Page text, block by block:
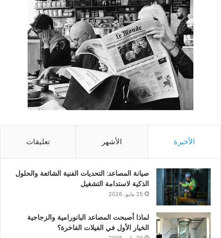
الأخيرة الأشهر تعليقات
صيانة المصاعد: التحديات الفنية الشائعة والحلول
الذكية لاستدامة التشغيل
25 مايو، 2026
لماذا أصبحت المصاعد البانورامية والزجاجية
الخيار الأول في الفيلات الفاخرة؟